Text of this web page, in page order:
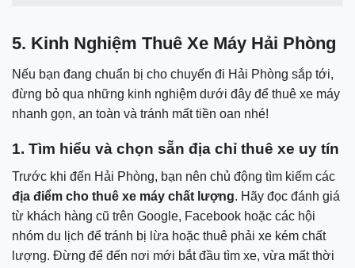
5. Kinh Nghiệm Thuê Xe Máy Hải Phòng
Nếu bạn đang chuẩn bị cho chuyến đi Hải Phòng sắp tới,
đừng bỏ qua những kinh nghiệm dưới đây để thuê xe máy
nhanh gọn, an toàn và tránh mất tiền oan nhé!
1. Tìm hiểu và chọn sẵn địa chỉ thuê xe uy tín
Trước khi đến Hải Phòng, bạn nên chủ động tìm kiếm các
địa điểm cho thuê xe máy chất lượng. Hãy đọc đánh giá
từ khách hàng cũ trên Google, Facebook hoặc các hội
nhóm du lịch để tránh bị lừa hoặc thuê phải xe kém chất
lượng. Đừng để đến nơi mới bắt đầu tìm xe, vừa mất thời